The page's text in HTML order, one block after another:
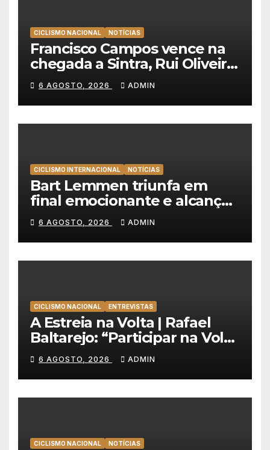
CICLISMO NACIONAL NOTÍCIAS
Francisco Campos vence na
chegada a Sintra, Rui Oliveira
veste de amarelo na Volta a
Portugal
6 AGOSTO, 2026 ADMIN
CICLISMO INTERNACIONAL NOTÍCIAS
Bart Lemmen triunfa em
final emocionante e alcança
a primeira vitória da carreira
na Volta à Polónia
6 AGOSTO, 2026 ADMIN
CICLISMO NACIONAL ENTREVISTAS
A Estreia na Volta | Rafael
Baltarejo: “Participar na Volta
a Portugal é o sonho de
qualquer ciclista”
6 AGOSTO, 2026 ADMIN
CICLISMO NACIONAL NOTÍCIAS